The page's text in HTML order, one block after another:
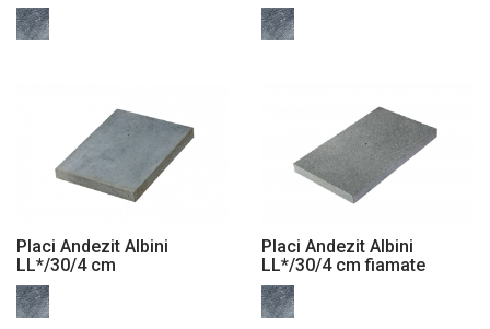
Placi Andezit Albini
LL*/30/4 cm
Placi Andezit Albini
LL*/30/4 cm fiamate